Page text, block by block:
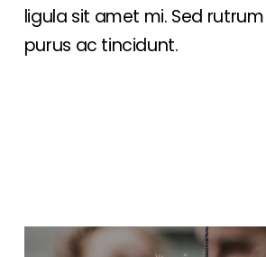
ligula sit amet mi. Sed
purus ac tincidunt.